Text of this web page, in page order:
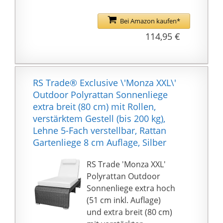
ist die Holzliege auf
Ihrem Balkon, der
Terrasse oder Ihrem
Blickfang. Bei
Nichtgebrauch kann sie
platzsparend
zusammengeklappt
und dank den
Tragegriffen aus Metall,
wie ein Koffer, leicht
transportiert und
verstaut werden.
ROBUSTES MATERIAL:
Die stabile und
wetterfeste Liege ist
auch als Saunaliege
Bei Amazon kaufen*
114,95 €
RS Trade® Exclusive \'Monza XXL\'
Outdoor Polyrattan Sonnenliege
extra breit (80 cm) mit Rollen,
verstärktem Gestell (bis 200 kg),
Lehne 5-Fach verstellbar, Rattan
Gartenliege 8 cm Auflage, Silber
RS Trade 'Monza XXL'
Polyrattan Outdoor
Sonnenliege extra hoch
(51 cm inkl. Auflage)
und extra breit (80 cm)